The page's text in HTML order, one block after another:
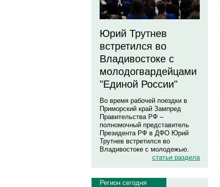
Юрий Трутнев
встретился во
Владивостоке с
молодогвардейцами
"Единой России"
Во время рабочей поездки в
Приморский край Зампред
Правительства РФ –
полномочный представитель
Президента РФ в ДФО Юрий
Трутнев встретился во
Владивостоке с молодежью.
статьи раздела
Регион сегодня